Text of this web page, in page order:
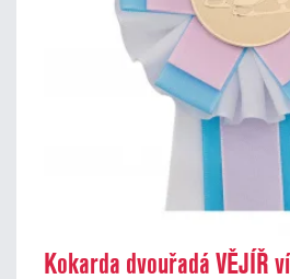
Kokarda dvouřadá VĚJÍŘ